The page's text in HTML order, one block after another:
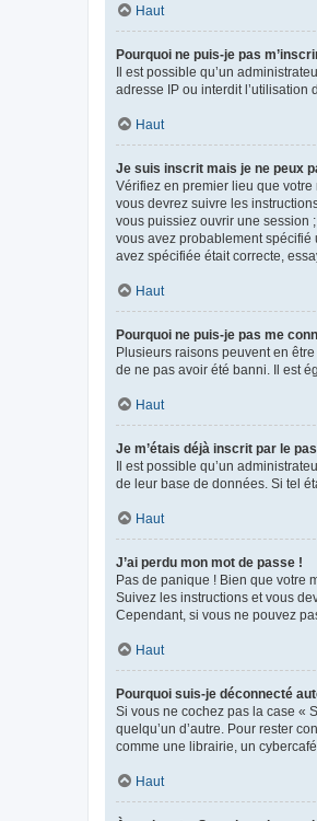
Haut
Pourquoi ne puis-je pas
Il est possible qu’un
adresse IP ou interdit l’utilisation
Haut
Je suis inscrit mais je ne peux
Vérifiez en premier lieu que votre
vous devrez suivre les
vous puissiez ouvrir une session
vous avez probablement
avez spécifiée était correcte,
Haut
Pourquoi ne puis-je pas me
Plusieurs raisons peuvent en
de ne pas avoir été banni. Il est
Haut
Je m’étais déjà inscrit par le
Il est possible qu’un
de leur base de données. Si tel
Haut
J’ai perdu mon mot de passe !
Pas de panique ! Bien que votre
Suivez les instructions et vous
Cependant, si vous ne pouvez
Haut
Pourquoi suis-je déconnecté
Si vous ne cochez pas la case «
quelqu’un d’autre. Pour rester
comme une librairie, un
Haut